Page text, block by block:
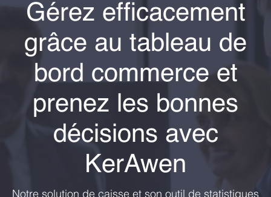
Gérez efficacement
grâce au tableau de
bord commerce et
prenez les bonnes
décisions avec
KerAwen
Notre solution de caisse et son outil de statistiques